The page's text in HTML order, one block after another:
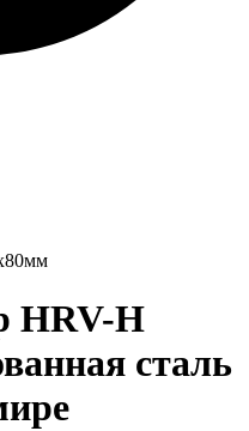
HRV-H
сталь